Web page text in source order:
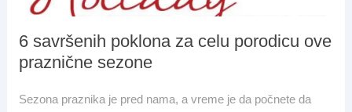
6 savršenih poklona za celu porodicu ove
praznične sezone
Sezona praznika je pred nama, a vreme je da počnete da